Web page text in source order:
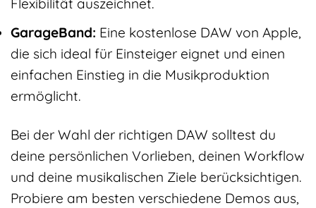
GarageBand: Eine kostenlose DAW von Apple,
die sich ideal für Einsteiger eignet und einen
einfachen Einstieg in die Musikproduktion
ermöglicht.
Bei der Wahl der richtigen DAW solltest du
deine persönlichen Vorlieben, deinen Workflow
und deine musikalischen Ziele berücksichtigen.
Probiere am besten verschiedene Demos aus,